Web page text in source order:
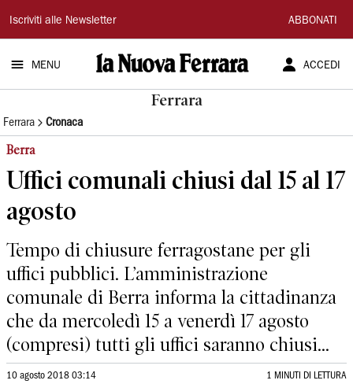
La
Nuova
Ferrara
Iscriviti alle Newsletter ABBONATI
MENU ACCEDI
Ferrara
Ferrara Cronaca
Berra
Uffici comunali chiusi dal 15 al 17
agosto
Tempo di chiusure ferragostane per gli
uffici pubblici. L’amministrazione
comunale di Berra informa la cittadinanza
che da mercoledì 15 a venerdì 17 agosto
(compresi) tutti gli uffici saranno chiusi...
10 agosto 2018 03:14 1 MINUTI DI LETTURA